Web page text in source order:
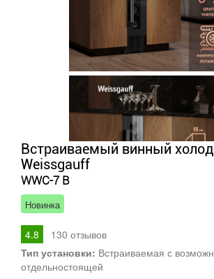
Встраиваемый винный
Weissgauff
WWC-7 B
Новинка
4.8 130 отзывов
Тип установки: Встраиваемая с
отдельностоящей